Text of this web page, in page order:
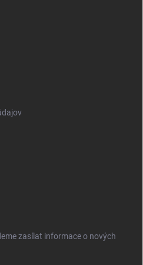
zasílat informace o nových